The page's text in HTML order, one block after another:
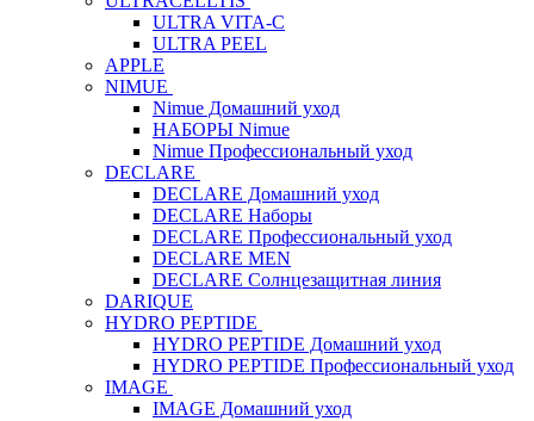
ULTRA VITA-C
ULTRA PEEL
APPLE
NIMUE
Nimue Домашний уход
НАБОРЫ Nimue
Nimue Профессиональный уход
DECLARE
DECLARE Домашний уход
DECLARE Наборы
DECLARE Профессиональный уход
DECLARE MEN
DECLARE Солнцезащитная линия
DARIQUE
HYDRO PEPTIDE
HYDRO PEPTIDE Домашний уход
HYDRO PEPTIDE Профессиональный уход
IMAGE
IMAGE Домашний уход